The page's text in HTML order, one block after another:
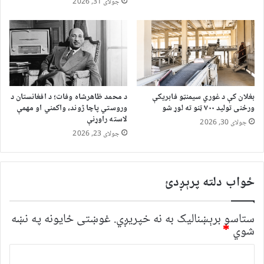
بغلان کې د غوري سیمنټو فابریکې
ورځنی تولید ۷۰۰ ټنو ته لوړ شو
جولای 30, 2026
د محمد ظاهرشاه وفات؛ د افغانستان د
وروستي پاچا ژوند، واکمني او مهمې
لاسته راوړنې
جولای 23, 2026
ځواب دلته پرېږدئ
ستاسو برېښناليک به نه خپريږي. غوښتى ځایونه په نښه
شوي *